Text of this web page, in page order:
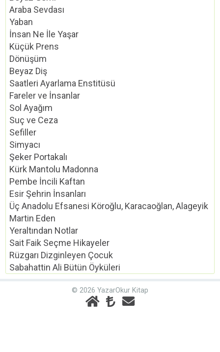
Araba Sevdası
Yaban
İnsan Ne İle Yaşar
Küçük Prens
Dönüşüm
Beyaz Diş
Saatleri Ayarlama Enstitüsü
Fareler ve İnsanlar
Sol Ayağım
Suç ve Ceza
Sefiller
Simyacı
Şeker Portakalı
Kürk Mantolu Madonna
Pembe İncili Kaftan
Esir Şehrin İnsanları
Üç Anadolu Efsanesi Köroğlu, Karacaoğlan, Alageyik
Martin Eden
Yeraltından Notlar
Sait Faik Seçme Hikayeler
Rüzgarı Dizginleyen Çocuk
Sabahattin Ali Bütün Öyküleri
© 2026 YazarOkur Kitap